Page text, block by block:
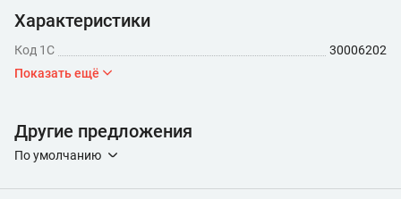
изготовлены в виде цилиндрических стаканов и находятся в
направляющих головки цилиндров. Шайбы сделаны из стали
20Х и для увеличения твердости поверхности подвергнуты
нитроцементации. В запасные части поставляются
устанавливать маркировкой к толкателю. Клапаны
регулируют на холодном двигателе. Зазор между кулачками
впускных клапанов 0,2-0,25мм, для выпускных - 0,3-0,35мм.
Характеристики
Код 1С
30006202
Показать ещё
Другие предложения
По умолчанию